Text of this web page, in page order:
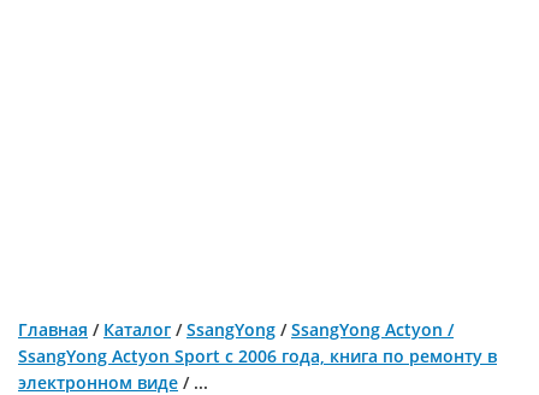
Главная / Каталог /SsangYong /SsangYong Actyon /
SsangYong Actyon Sport с 2006 года, книга по ремонту в
электронном виде / ...